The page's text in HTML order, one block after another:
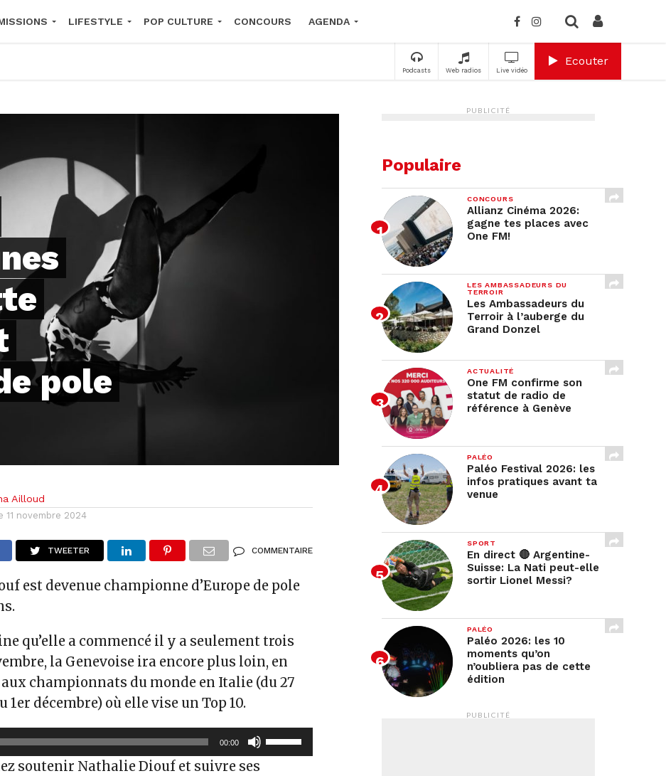
LIFESTYLE POP CULTURE CONCOURS AGENDA
Podcasts Web radios Live vidéo
Ecouter
pole
Ailloud
11 novembre 2024
TWEETER COMMENTAIRE
est devenue championne d’Europe de pole
qu’elle a commencé il y a seulement trois
la Genevoise ira encore plus loin, en
championnats du monde en Italie (du 27
1er décembre) où elle vise un Top 10.
00:00
Utilisez
les
soutenir Nathalie Diouf et suivre ses
PUBLICITÉ
Populaire
CONCOURS
Allianz Cinéma 2026:
gagne tes places avec
One FM!
LES AMBASSADEURS DU
TERROIR
Les Ambassadeurs du
Terroir à l’auberge du
Grand Donzel
ACTUALITÉ
One FM confirme son
statut de radio de
référence à Genève
PALÉO
Paléo Festival 2026: les
infos pratiques avant ta
venue
SPORT
En direct 🔴 Argentine-
Suisse: La Nati peut-elle
sortir Lionel Messi?
PALÉO
Paléo 2026: les 10
moments qu’on
n’oubliera pas de cette
édition
PUBLICITÉ